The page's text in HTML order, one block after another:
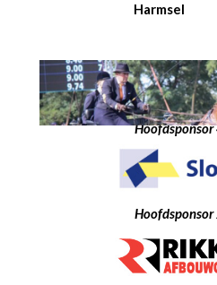
Harmsel
Hoofdsponsor
Hoofdsponsor